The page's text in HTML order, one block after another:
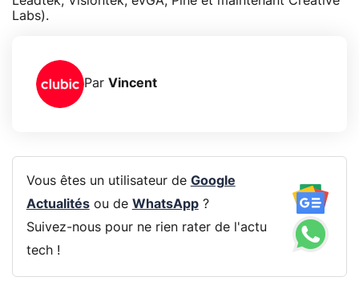
Labs).
Par Vincent
Vous êtes un utilisateur de Google
Actualitésou de WhatsApp?
Suivez-nous pour ne rien rater de l'actu
tech !